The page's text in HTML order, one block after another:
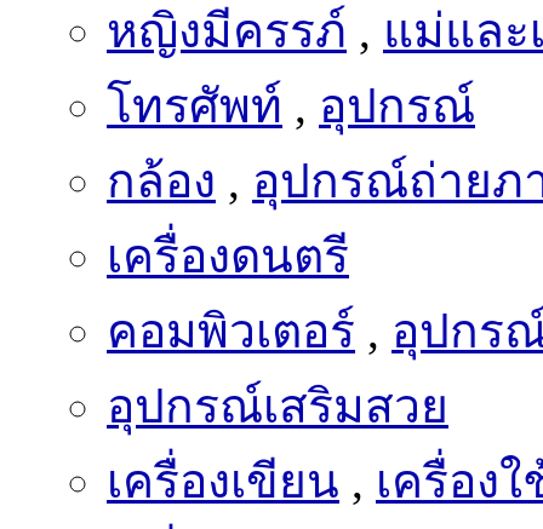
หญิงมีครรภ์ , แม่และ
โทรศัพท์ , อุปกรณ์
กล้อง , อุปกรณ์ถ่ายภ
เครื่องดนตรี
คอมพิวเตอร์ , อุปกร
อุปกรณ์เสริมสวย
เครื่องเขียน , เครื่อง